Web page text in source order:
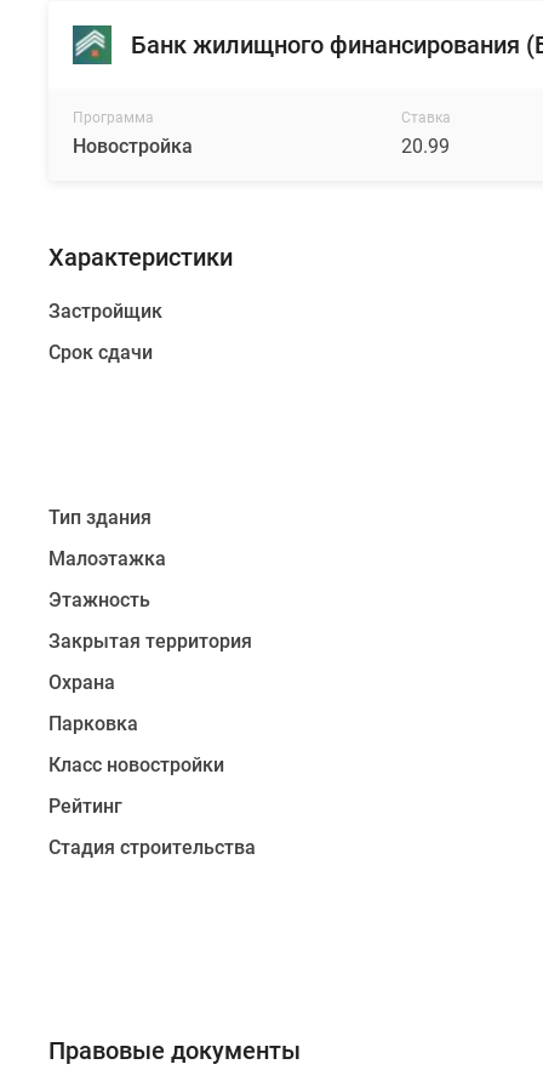
станция
откуда
ежедневно
отправляются
и
северных
Ленобласти
(в
числе
Выборга).
до
метро
«Комендантский
проспект»
до
центра
Банк жилищного финансирования
Программа
Новостройка
Ставка
20.99
Характеристики
Застройщик
Срок сдачи
Тип здания
Малоэтажка
Этажность
Закрытая территория
Охрана
Парковка
Класс новостройки
Рейтинг
Стадия строительства
Правовые документы